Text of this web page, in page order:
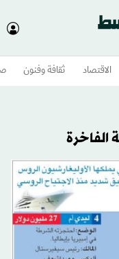
الاقتصاد ثقافة وفنون
الفاخرة